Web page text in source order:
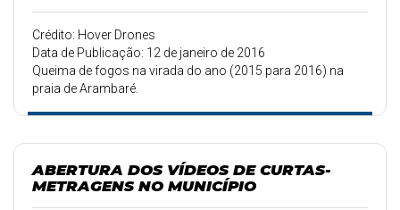
Crédito: Hover Drones
Data de Publicação: 12 de janeiro de 2016
Queima de fogos na virada do ano (2015 para 2016) na
praia de Arambaré.
ABERTURA DOS VÍDEOS DE CURTAS-
METRAGENS NO MUNICÍPIO